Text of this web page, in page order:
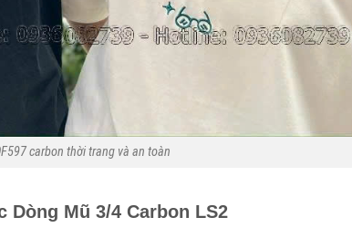
carbon thời trang và an toàn
Dòng Mũ 3/4 Carbon LS2